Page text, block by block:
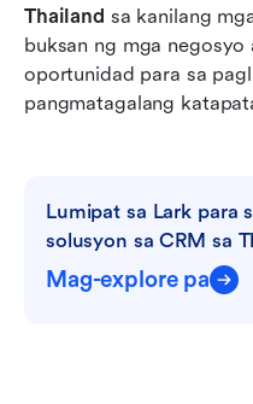
Thailand sa kanilang
buksan ng mga
oportunidad para sa
pangmatagalang
Lumipat sa Lark para
solusyon sa CRM sa
Mag-explore pa